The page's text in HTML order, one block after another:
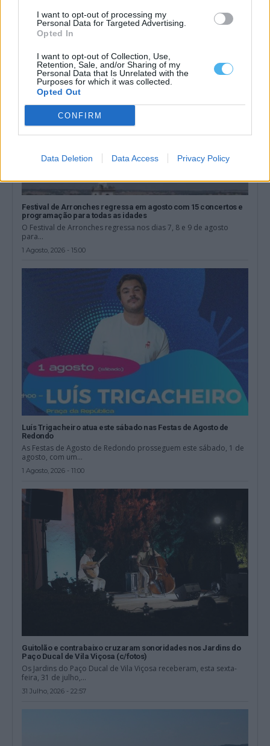
I want to opt-out of processing my
Personal Data for Targeted Advertising.
Opted In
I want to opt-out of Collection, Use,
Retention, Sale, and/or Sharing of my
Personal Data that Is Unrelated with the
Purposes for which it was collected.
Opted Out
CONFIRM
Data Deletion Data Access Privacy Policy
Santiago do Cacém,...
2 Agosto, 2026 - 10:00
Festival de Arronches regressa em agosto com 15 concertos e
programação para todas as idades
O Festival de Arronches regressa nos dias 7, 8 e 9 de agosto
para...
1 Agosto, 2026 - 15:00
Luís Trigacheiro atua este sábado nas Festas de Agosto de
Redondo
As Festas de Agosto de Redondo prosseguem este sábado, 1 de
agosto, com um...
1 Agosto, 2026 - 11:00
Guitolão e contrabaixo cruzaram sonoridades nos Jardins do
Paço Ducal de Vila Viçosa (c/fotos)
Os Jardins do Paço Ducal de Vila Viçosa receberam, esta sexta-
feira, 31 de julho,...
31 Julho, 2026 - 22:57